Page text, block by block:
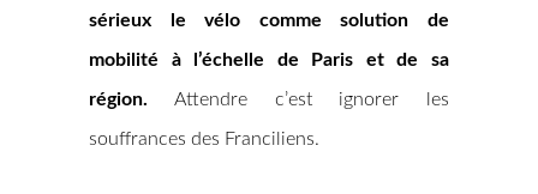
sérieux le vélo comme solution de
mobilité à l’échelle de Paris et de sa
région. Attendre c’est ignorer les
souffrances des Franciliens.